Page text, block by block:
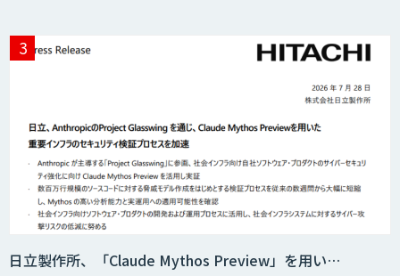
日立製作所、「Claude Mythos Preview」を用い…